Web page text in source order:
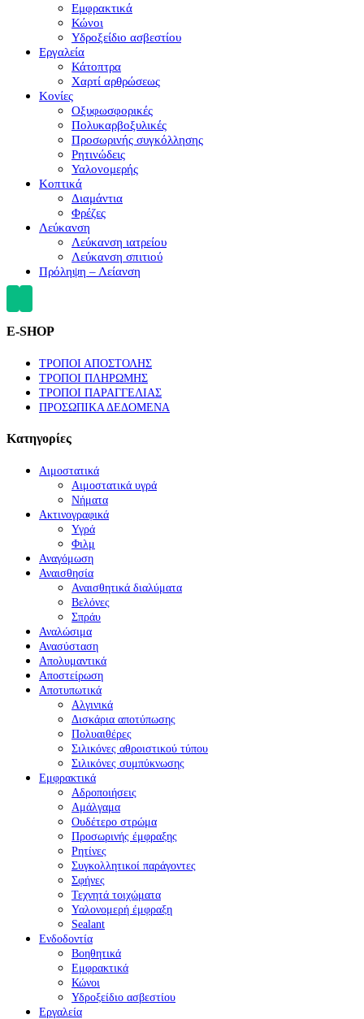
Εμφρακτικά
Κώνοι
Υδροξείδιο ασβεστίου
Εργαλεία
Κάτοπτρα
Χαρτί αρθρώσεως
Κονίες
Οξυφωσφορικές
Πολυκαρβοξυλικές
Προσωρινής συγκόλλησης
Ρητινώδεις
Υαλονομερής
Κοπτικά
Διαμάντια
Φρέζες
Λεύκανση
Λεύκανση ιατρείου
Λεύκανση σπιτιού
Πρόληψη – Λείανση
E-SHOP
ΤΡΟΠΟΙ ΑΠΟΣΤΟΛΗΣ
ΤΡΟΠΟΙ ΠΛΗΡΩΜΗΣ
ΤΡΟΠΟΙ ΠΑΡΑΓΓΕΛΙΑΣ
ΠΡΟΣΩΠΙΚΑ ΔΕΔΟΜΕΝΑ
Κατηγορίες
Αιμοστατικά
Αιμοστατικά υγρά
Νήματα
Ακτινογραφικά
Υγρά
Φιλμ
Αναγόμωση
Αναισθησία
Αναισθητικά διαλύματα
Βελόνες
Σπράυ
Αναλώσιμα
Ανασύσταση
Απολυμαντικά
Αποστείρωση
Αποτυπωτικά
Αλγινικά
Δισκάρια αποτύπωσης
Πολυαιθέρες
Σιλικόνες αθροιστικού τύπου
Σιλικόνες συμπύκνωσης
Εμφρακτικά
Αδροποιήσεις
Αμάλγαμα
Ουδέτερο στρώμα
Προσωρινής έμφραξης
Ρητίνες
Συγκολλητικοί παράγοντες
Σφήνες
Τεχνητά τοιχώματα
Υαλονομερή έμφραξη
Sealant
Ενδοδοντία
Βοηθητικά
Εμφρακτικά
Κώνοι
Υδροξείδιο ασβεστίου
Εργαλεία